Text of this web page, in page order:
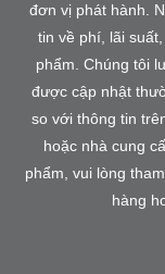
đơn vị phát hành.
tin về phí, lãi
phẩm. Chúng tôi
được cập nhật
so với thông tin
hoặc nhà cung
phẩm, vui lòng
hàng